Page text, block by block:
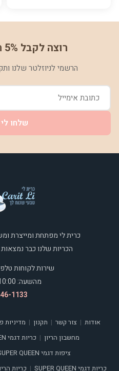
רוצה לקבל 5% הנחה במתנה?
הרשמי לניוזלטר שלנו
שלחו
כרית לי מפתחת ומייצרת
הכריות שלנו כבר נמצאות ביותר
שירות לקוחות
מהשעה: 10:00 עד 18:00.
1133
אודות | צור קשר | תקנון | מדיניות
מחשבון הריון | כריות דגמי QUEEN
ציפות דגמי SUPER QUEEN
כריות דגמי SUPER QUEEN | כריות